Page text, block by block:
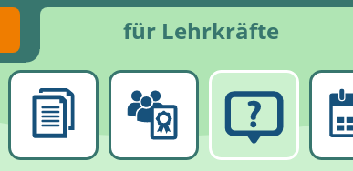
für Lehrkräfte